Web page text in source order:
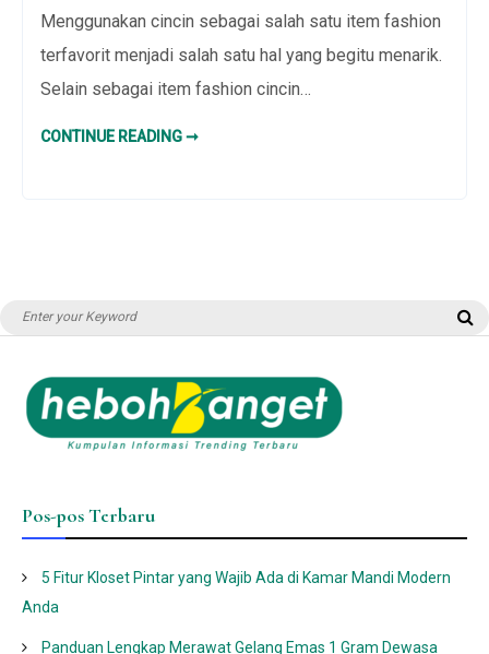
Menggunakan cincin sebagai salah satu item fashion
terfavorit menjadi salah satu hal yang begitu menarik.
Selain sebagai item fashion cincin…
CONTINUE READING ➞BERBAGAI
Search
Pos-pos Terbaru
5 Fitur Kloset Pintar yang Wajib Ada di Kamar Mandi Modern
Anda
Panduan Lengkap Merawat Gelang Emas 1 Gram Dewasa